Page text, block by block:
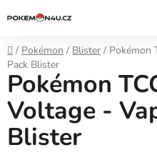
na
Domů
/ Pokémon / Blister / Pokémon
Pack Blister
Pokémon
Voltage -
Blister